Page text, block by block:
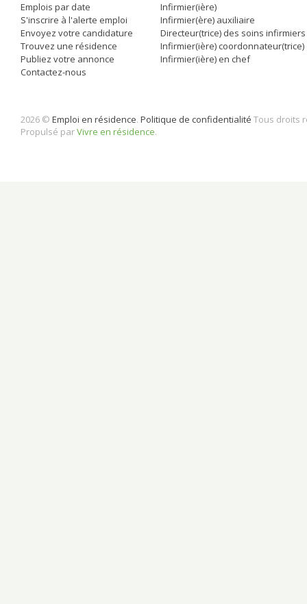
Emplois par date
S'inscrire à l'alerte emploi
Envoyez votre candidature
Trouvez une résidence
Publiez votre annonce
Contactez-nous
Infirmier(ière)
Infirmier(ère) auxiliaire
Directeur(trice) des soins infirmiers
Infirmier(ière) coordonnateur(trice)
Infirmier(ière) en chef
2026 © Emploi en résidence. Politique de confidentialité Tous droits
Propulsé parVivre en résidence.